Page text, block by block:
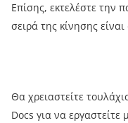
Επίσης, εκτελέστε την
σειρά της κίνησης
Θα χρειαστείτε
Docs για να